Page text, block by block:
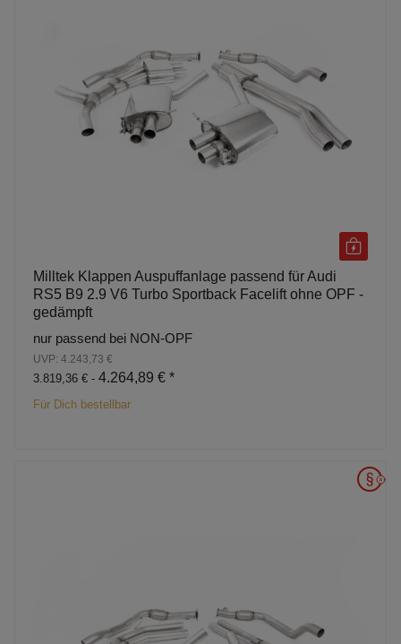
Milltek Klappen Auspuffanlage passend für Audi
RS5 B9 2.9 V6 Turbo Sportback Facelift ohne OPF -
gedämpft
nur passend bei NON-OPF
UVP: 4.243,73 €
3.819,36 € - 4.264,89 € *
Für Dich bestellbar